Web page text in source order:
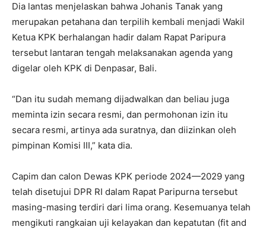
Dia lantas menjelaskan bahwa Johanis Tanak yang
merupakan petahana dan terpilih kembali menjadi Wakil
Ketua KPK berhalangan hadir dalam Rapat Paripura
tersebut lantaran tengah melaksanakan agenda yang
digelar oleh KPK di Denpasar, Bali.
“Dan itu sudah memang dijadwalkan dan beliau juga
meminta izin secara resmi, dan permohonan izin itu
secara resmi, artinya ada suratnya, dan diizinkan oleh
pimpinan Komisi III,” kata dia.
Capim dan calon Dewas KPK periode 2024—2029 yang
telah disetujui DPR RI dalam Rapat Paripurna tersebut
masing-masing terdiri dari lima orang. Kesemuanya telah
mengikuti rangkaian uji kelayakan dan kepatutan (fit and